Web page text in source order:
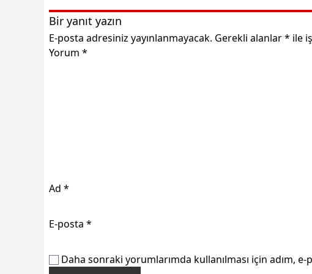
Bir yanıt yazın
E-posta adresiniz yayınlanmayacak. Gerekli alanlar* ile
Yorum *
Ad *
E-posta *
Daha sonraki yorumlarımda kullanılması için adım,